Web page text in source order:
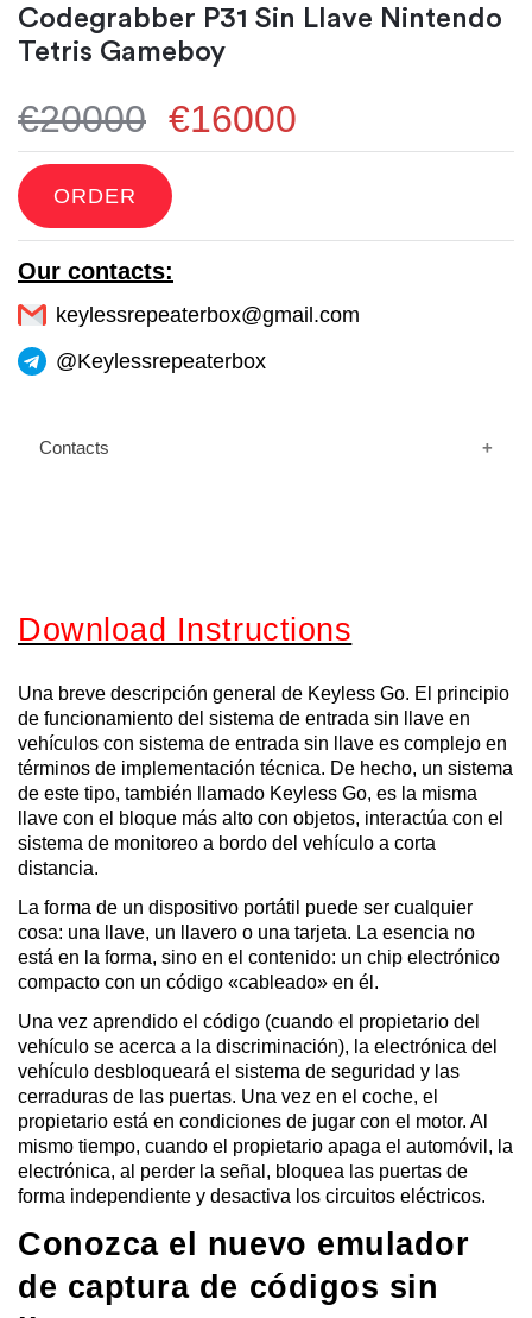
Codegrabber P31 Sin Llave Nintendo
Tetris Gameboy
€20000 €16000
ORDER
Our contacts:
keylessrepeaterbox@gmail.com
@Keylessrepeaterbox
Contacts
Download Instructions
Una breve descripción general de Keyless Go. El principio
de funcionamiento del sistema de entrada sin llave en
vehículos con sistema de entrada sin llave es complejo en
términos de implementación técnica. De hecho, un sistema
de este tipo, también llamado Keyless Go, es la misma
llave con el bloque más alto con objetos, interactúa con el
sistema de monitoreo a bordo del vehículo a corta
distancia.
La forma de un dispositivo portátil puede ser cualquier
cosa: una llave, un llavero o una tarjeta. La esencia no
está en la forma, sino en el contenido: un chip electrónico
compacto con un código «cableado» en él.
Una vez aprendido el código (cuando el propietario del
vehículo se acerca a la discriminación), la electrónica del
vehículo desbloqueará el sistema de seguridad y las
cerraduras de las puertas. Una vez en el coche, el
propietario está en condiciones de jugar con el motor. Al
mismo tiempo, cuando el propietario apaga el automóvil, la
electrónica, al perder la señal, bloquea las puertas de
forma independiente y desactiva los circuitos eléctricos.
Conozca el nuevo emulador
de captura de códigos sin